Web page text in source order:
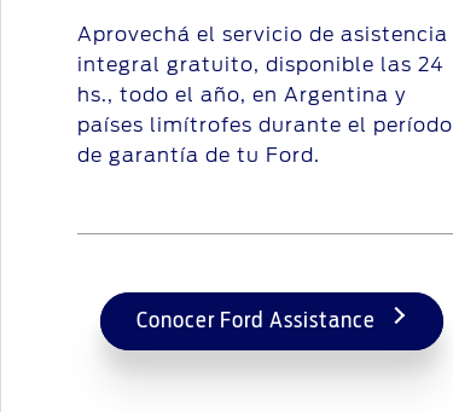
Aprovechá el servicio de asistencia
integral gratuito, disponible las 24
hs., todo el año, en Argentina y
países limítrofes durante el período
de garantía de tu Ford.
Conocer Ford Assistance